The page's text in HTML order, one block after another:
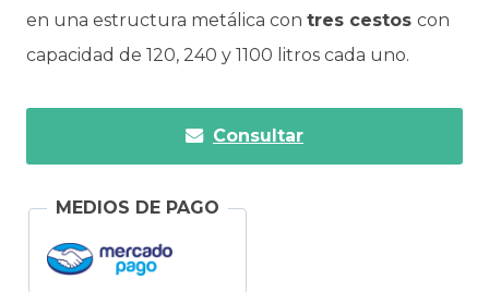
en una estructura metálica con tres cestos con
capacidad de 120, 240 y 1100 litros cada uno.
Consultar
MEDIOS DE PAGO